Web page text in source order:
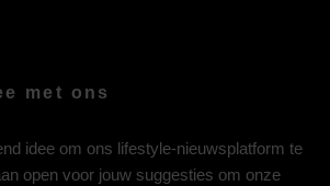
met ons
idee om ons lifestyle-nieuwsplatform te
open voor jouw suggesties om onze